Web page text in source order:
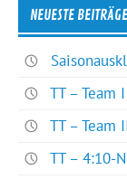
NEUESTE BEITRÄGE
TT – Team
TT – Team
TT – 4:10-